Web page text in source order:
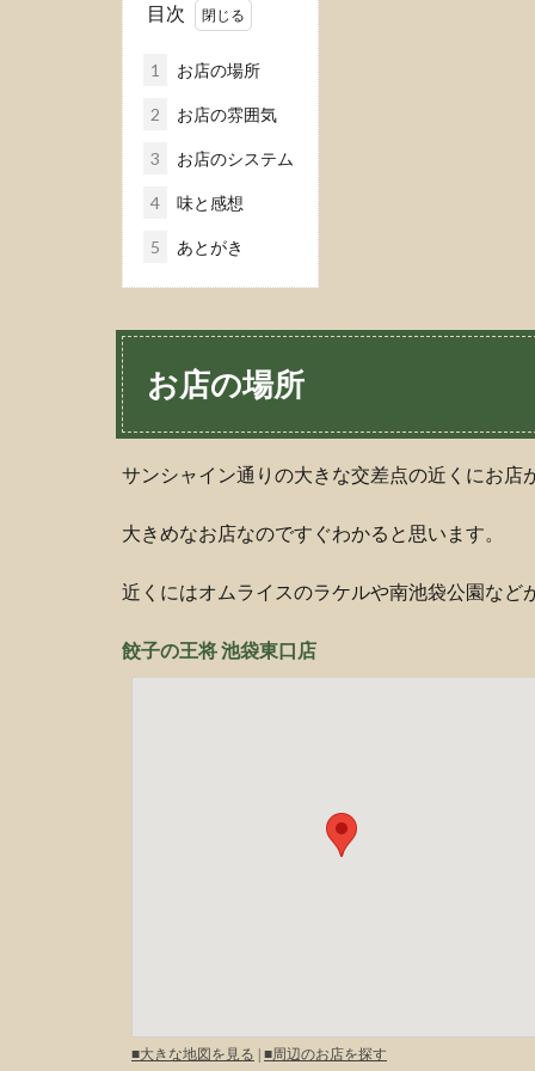
目次
1 お店の場所
2 お店の雰囲気
3 お店のシステム
4 味と感想
5 あとがき
お店の場所
サンシャイン通りの大きな交差点の近くにお店
大きめなお店なのですぐわかると思います。
近くにはオムライスのラケルや南池袋公園など
餃子の王将 池袋東口店